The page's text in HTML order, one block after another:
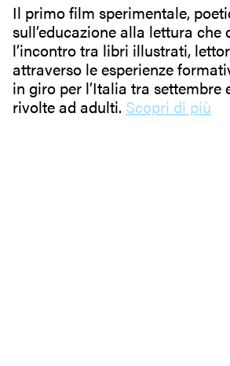
Il primo film sperimentale,
sull’educazione alla lettura che
l’incontro tra libri illustrati,
attraverso le esperienze
in giro per l’Italia tra settembre
rivolte ad adulti. Scopri di più